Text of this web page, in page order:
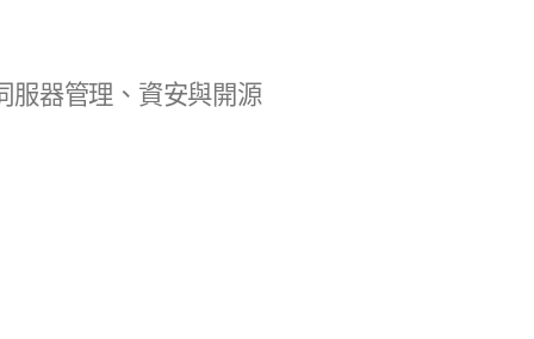
器管理、資安與開源